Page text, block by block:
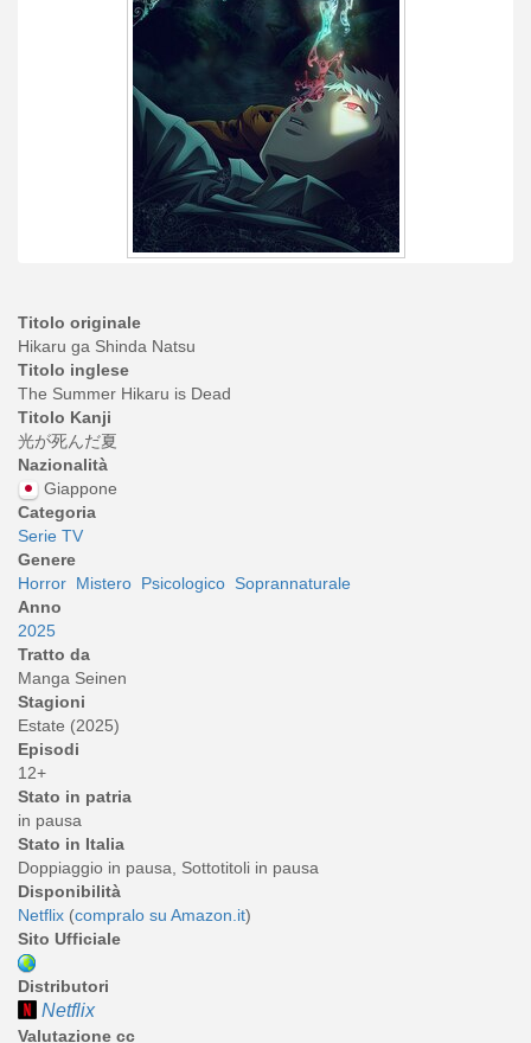
Titolo originale
Hikaru ga Shinda Natsu
Titolo inglese
The Summer Hikaru is Dead
Titolo Kanji
光が死んだ夏
Nazionalità
Giappone
Categoria
Serie TV
Genere
Horror Mistero Psicologico Soprannaturale
Anno
2025
Tratto da
Manga Seinen
Stagioni
Estate (2025)
Episodi
12+
Stato in patria
in pausa
Stato in Italia
Doppiaggio in pausa, Sottotitoli in pausa
Disponibilità
Netflix (compralo su Amazon.it)
Sito Ufficiale
Distributori
Netflix
Valutazione cc